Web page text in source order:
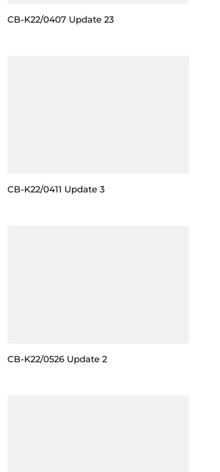
CB-K22/0407 Update 23
CB-K22/0411 Update 3
CB-K22/0526 Update 2